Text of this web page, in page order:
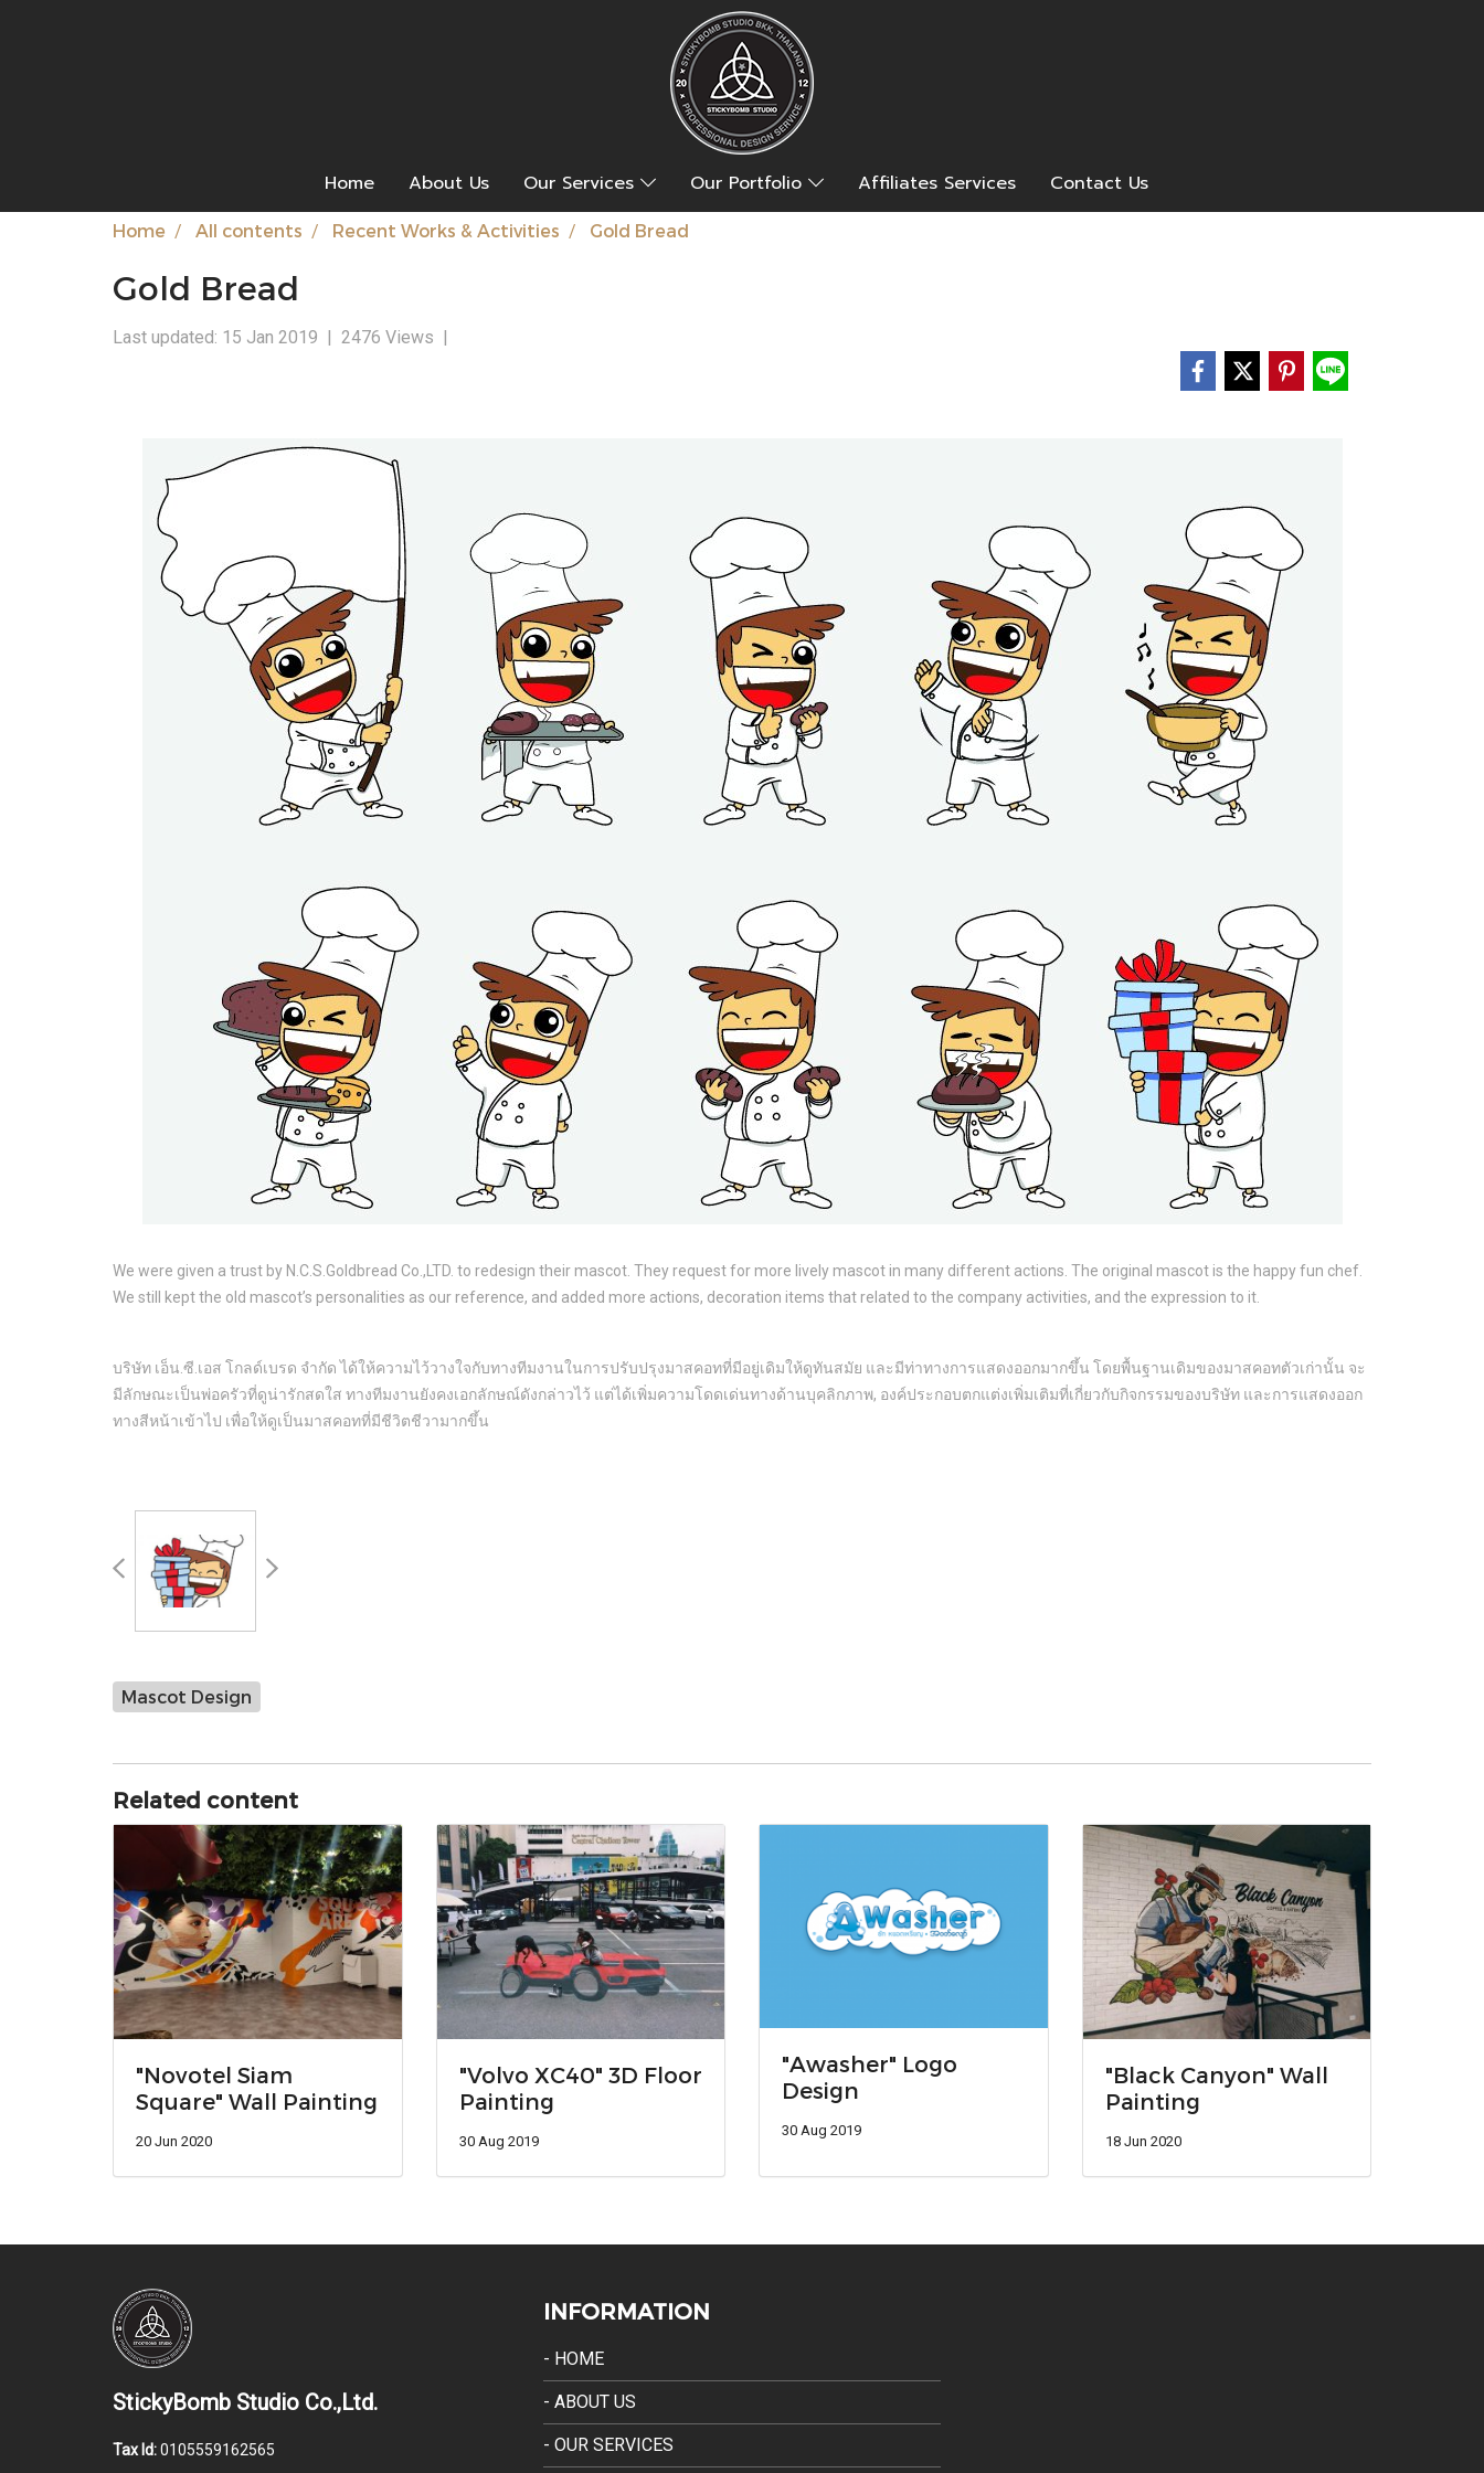
Home About Us Our Services Our Portfolio Affiliates Services Contact Us
Home All contents Recent Works & Activities Gold Bread
Gold Bread
Last updated: 15 Jan 2019 | 2476 Views |
We were given a trust by N.C.S.Goldbread Co.,LTD. to redesign their mascot. They request for more lively mascot in many different actions. The original mascot is the happy fun chef.
We still kept the old mascot’s personalities as our reference, and added more actions, decoration items that related to the company activities, and the expression to it.
บริษัท เอ็น.ซี.เอส โกลด์เบรด จำกัด ได้ให้ความไว้วางใจกับทางทีมงานในการปรับปรุงมาสคอทที่มีอยู่เดิมให้ดูทันสมัย และมีท่าทางการแสดงออกมากขึ้น โดยพื้นฐานเดิมของมาสคอทตัวเก่านั้น จะ
มีลักษณะเป็นพ่อครัวที่ดูน่ารักสดใส ทางทีมงานยังคงเอกลักษณ์ดังกล่าวไว้ แต่ได้เพิ่มความโดดเด่นทางด้านบุคลิกภาพ, องค์ประกอบตกแต่งเพิ่มเติมที่เกี่ยวกับกิจกรรมของบริษัท และการแสดงออก
ทางสีหน้าเข้าไป เพื่อให้ดูเป็นมาสคอทที่มีชีวิตชีวามากขึ้น
Mascot Design
Related content
"Novotel Siam
Square" Wall Painting
20 Jun 2020
"Volvo XC40" 3D Floor
Painting
30 Aug 2019
"Awasher" Logo
Design
30 Aug 2019
"Black Canyon" Wall
Painting
18 Jun 2020
StickyBomb Studio Co.,Ltd.
Tax Id:0105559162565
INFORMATION
- HOME
- ABOUT US
- OUR SERVICES